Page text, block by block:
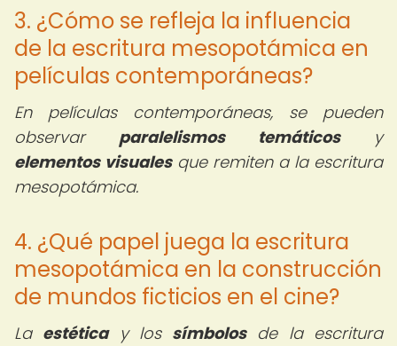
3. ¿Cómo se refleja la influencia
de la escritura mesopotámica en
películas contemporáneas?
En películas contemporáneas, se pueden
observar paralelismos temáticosy
elementos visualesque remiten a la escritura
mesopotámica.
4. ¿Qué papel juega la escritura
mesopotámica en la construcción
de mundos ficticios en el cine?
La estéticay los símbolosde la escritura